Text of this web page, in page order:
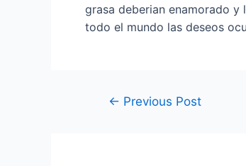
grasa deberian enamorado
todo el mundo las deseos
← Previous Post